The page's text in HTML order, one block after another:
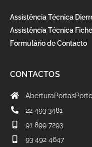
Assistência Técnica
Assistência Técnica
Formulário de Contacto
CONTACTOS
22 493 3481
91 899 7293
93 492 4647